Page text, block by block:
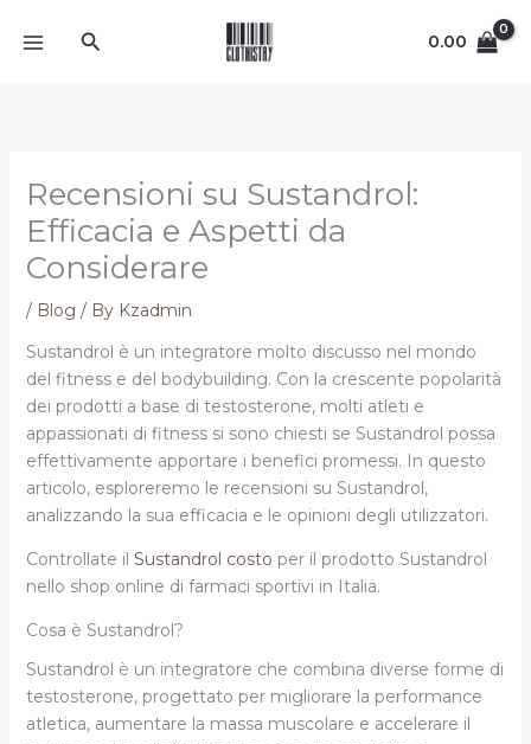
Search 0.00
Recensioni su Sustandrol:
Efficacia e Aspetti da
Considerare
/ Blog / By Kzadmin
Sustandrol è un integratore molto discusso nel mondo
del fitness e del bodybuilding. Con la crescente popolarità
dei prodotti a base di testosterone, molti atleti e
appassionati di fitness si sono chiesti se Sustandrol possa
effettivamente apportare i benefici promessi. In questo
articolo, esploreremo le recensioni su Sustandrol,
analizzando la sua efficacia e le opinioni degli utilizzatori.
Controllate il Sustandrol costo per il prodotto Sustandrol
nello shop online di farmaci sportivi in Italia.
Cosa è Sustandrol?
Sustandrol è un integratore che combina diverse forme di
testosterone, progettato per migliorare la performance
atletica, aumentare la massa muscolare e accelerare il